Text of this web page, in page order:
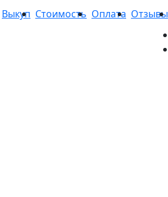
Выкуп Стоимость Оплата Отзывы